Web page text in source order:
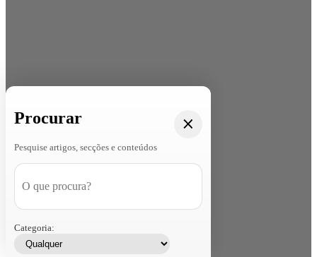
Procurar
Pesquise artigos, secções e conteúdos
Categoria: